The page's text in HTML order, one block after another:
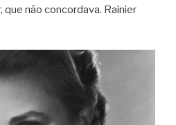
que não concordava. Rainier